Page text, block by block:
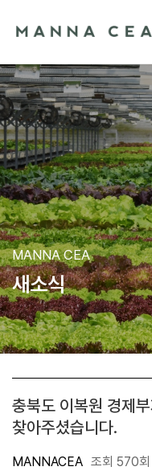
MANNA CEA
새소식
충북도 이복원 경제
찾아주셨습니다.
MANNACEA 조회 570회